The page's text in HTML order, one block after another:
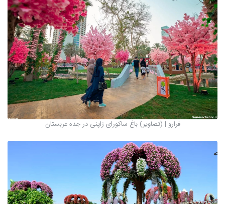
فرارو | (تصاویر) باغ ساکوراى ژاپنى در جده عربستان